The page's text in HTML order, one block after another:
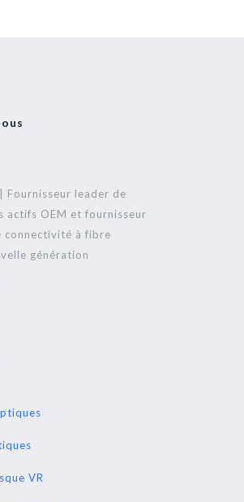
| Fournisseur leader de
actifs OEM et fournisseur
connectivité à fibre
génération
VR